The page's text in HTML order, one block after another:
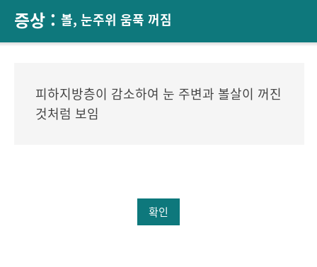
증상 : 볼, 눈주위 움푹 꺼짐
피하지방층이 감소하여 눈 주변과 볼살이 꺼진
것처럼 보임
확인